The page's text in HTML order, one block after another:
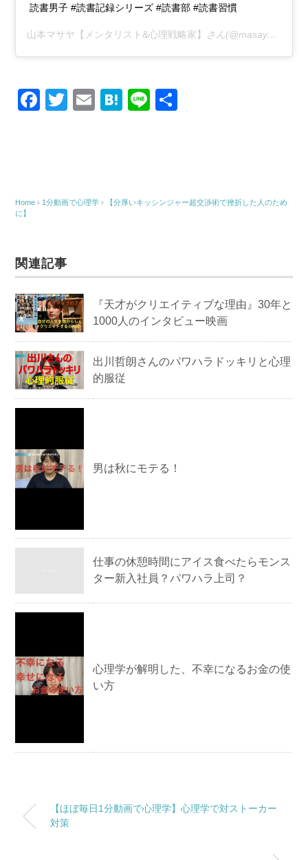
読書男子 #読書記録シリーズ #読書部 #読書習慣
山本マサヤ【メンタリスト&心理戦略家】 さん(@masaya_mentalist)がシェアした投稿 –
F
o
k
T
E
H
Li
Home › 1分動画で心理学 ›
【分厚いキッシンジャー超交渉術で挫折した人のため
に】
関連記事
『天才がクリエイティブな理由』30年と
1000人のインタビュー映画
出川哲朗さんのパワハラドッキリと心理
的服従
男は秋にモテる！
仕事の休憩時間にアイス食べたらモンス
ター新入社員？パワハラ上司？
心理学が解明した、不幸になるお金の使
い方
【ほぼ毎日1分動画で心理学】心理学で対ストーカー
対策